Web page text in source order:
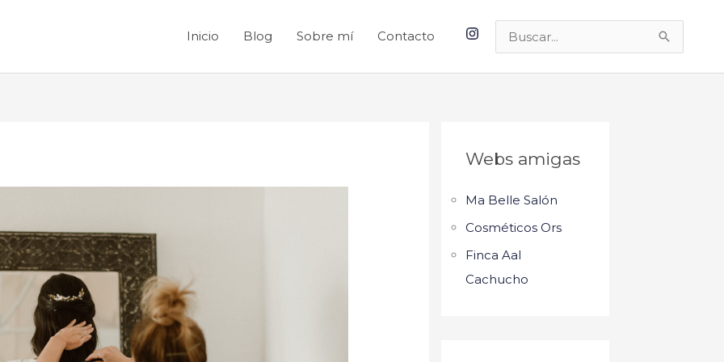
Inicio Blog Sobre mí Contacto
Buscar
por:
Webs amigas
Ma Belle Salón
Cosméticos Ors
Finca Aal
Cachucho